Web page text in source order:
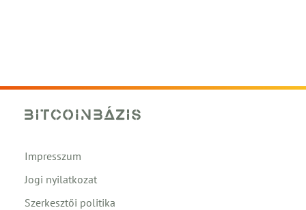
Impresszum
Jogi nyilatkozat
Szerkesztői politika